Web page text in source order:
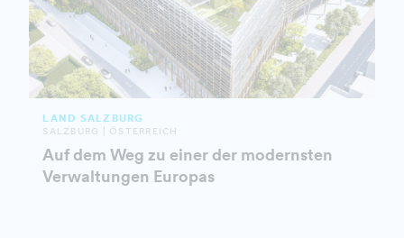
LAND SALZBURG
SALZBURG | ÖSTERREICH
Auf dem Weg zu einer der modernsten
Verwaltungen Europas